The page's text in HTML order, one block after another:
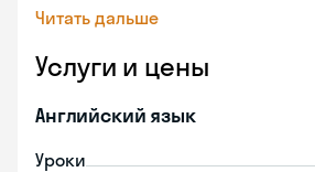
Читать дальше
Услуги и цены
Английский язык
Уроки